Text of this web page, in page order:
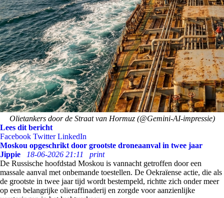
Olietankers door de Straat van Hormuz (@Gemini-AI-impressie)
Lees dit bericht
Facebook Twitter LinkedIn
Moskou opgeschrikt door grootste droneaanval in twee jaar
Jippie
18-06-2026 21:11
print
De Russische hoofdstad Moskou is vannacht getroffen door een
massale aanval met onbemande toestellen. De Oekraïense actie, die als
de grootste in twee jaar tijd wordt bestempeld, richtte zich onder meer
op een belangrijke olieraffinaderij en zorgde voor aanzienlijke